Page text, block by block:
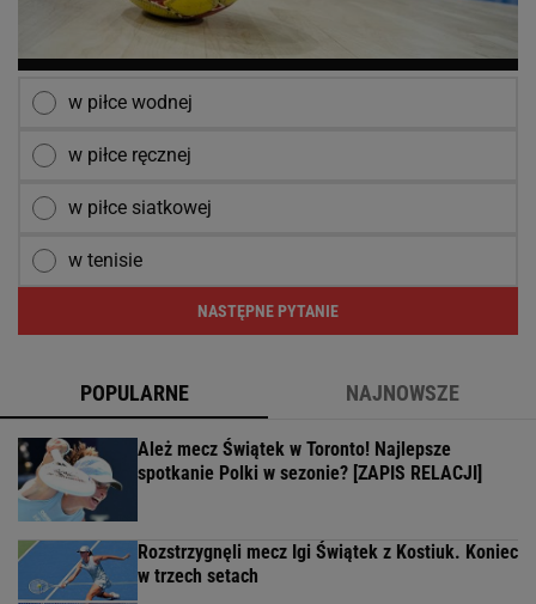
w piłce wodnej
w piłce ręcznej
w piłce siatkowej
w tenisie
NASTĘPNE PYTANIE
POPULARNE NAJNOWSZE
Ależ mecz Świątek w Toronto! Najlepsze
spotkanie Polki w sezonie? [ZAPIS RELACJI]
Rozstrzygnęli mecz Igi Świątek z Kostiuk. Koniec
w trzech setach